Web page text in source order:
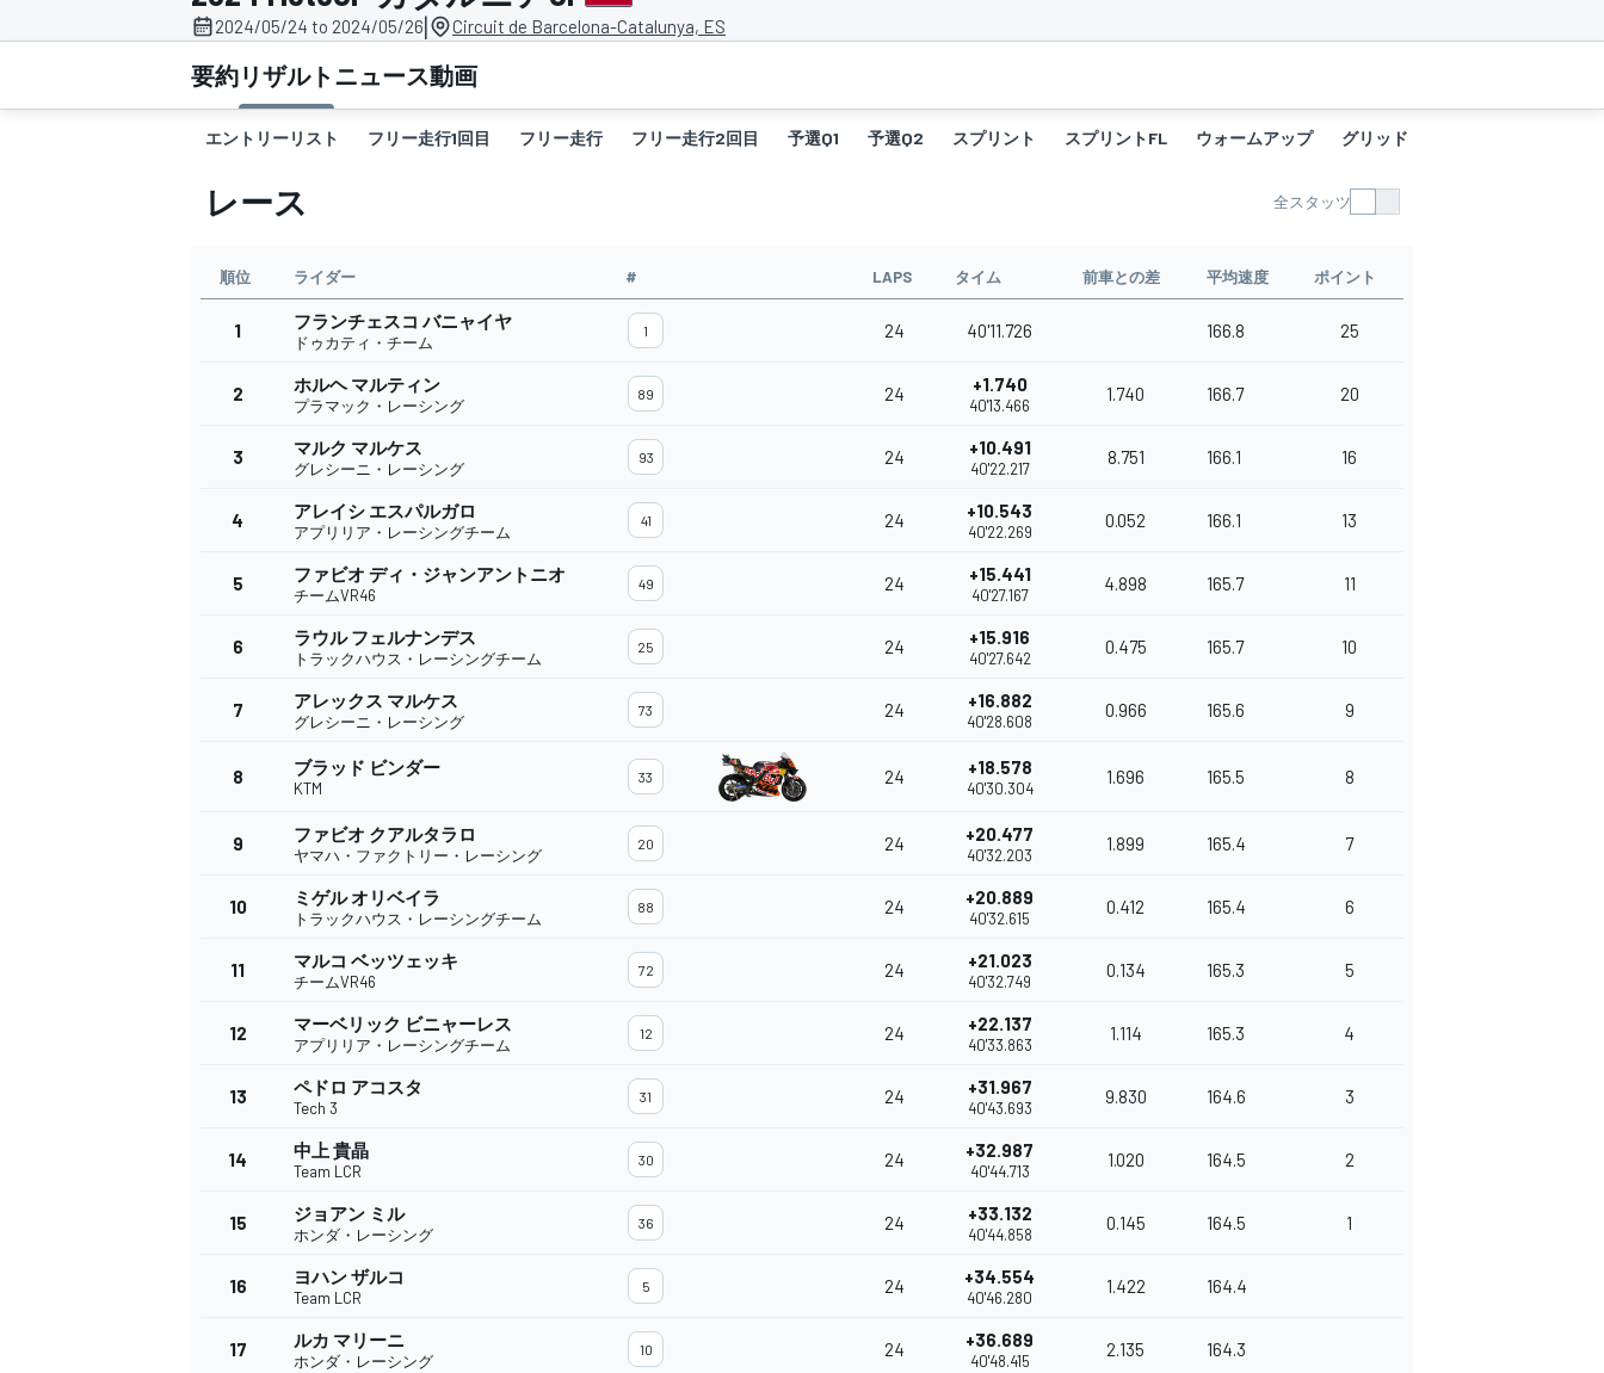
スーパーフォーミュラ
スーパーGT
フォーミュラE
2024/05/24 to 2024/05/26| Circuit de Barcelona-Catalunya, ES
要約リザルト ニュース動画
エントリーリスト フリー走行1回目 フリー走行 フリー走行2回目 予選Q1 予選Q2 スプリント スプリントFL ウォームアップ グリッド
レース 全スタッツ
順位 ライダー # LAPS タイム 前車との差 平均速度 ポイント
1 フランチェスコ バニャイヤ
ドゥカティ・チーム
1 24 40'11.726 166.8 25
2 ホルヘ マルティン
プラマック・レーシング
89 24 +1.740
40'13.466
1.740 166.7 20
3 マルク マルケス
グレシーニ・レーシング
93 24 +10.491
40'22.217
8.751 166.1 16
4 アレイシ エスパルガロ
アプリリア・レーシングチーム
41 24 +10.543
40'22.269
0.052 166.1 13
5 ファビオ ディ・ジャンアントニオ
チームVR46
49 24 +15.441
40'27.167
4.898 165.7 11
6 ラウル フェルナンデス
トラックハウス・レーシングチーム
25 24 +15.916
40'27.642
0.475 165.7 10
7 アレックス マルケス
グレシーニ・レーシング
73 24 +16.882
40'28.608
0.966 165.6 9
8 ブラッド ビンダー
KTM
33 24 +18.578
40'30.304
1.696 165.5 8
9 ファビオ クアルタラロ
ヤマハ・ファクトリー・レーシング
20 24 +20.477
40'32.203
1.899 165.4 7
10 ミゲル オリベイラ
トラックハウス・レーシングチーム
88 24 +20.889
40'32.615
0.412 165.4 6
11 マルコ ベッツェッキ
チームVR46
72 24 +21.023
40'32.749
0.134 165.3 5
12 マーベリック ビニャーレス
アプリリア・レーシングチーム
12 24 +22.137
40'33.863
1.114 165.3 4
13 ペドロ アコスタ
Tech 3
31 24 +31.967
40'43.693
9.830 164.6 3
14 中上 貴晶
Team LCR
30 24 +32.987
40'44.713
1.020 164.5 2
15 ジョアン ミル
ホンダ・レーシング
36 24 +33.132
40'44.858
0.145 164.5 1
16 ヨハン ザルコ
Team LCR
5 24 +34.554
40'46.280
1.422 164.4
17 ルカ マリーニ
ホンダ・レーシング
10 24 +36.689
40'48.415
2.135 164.3